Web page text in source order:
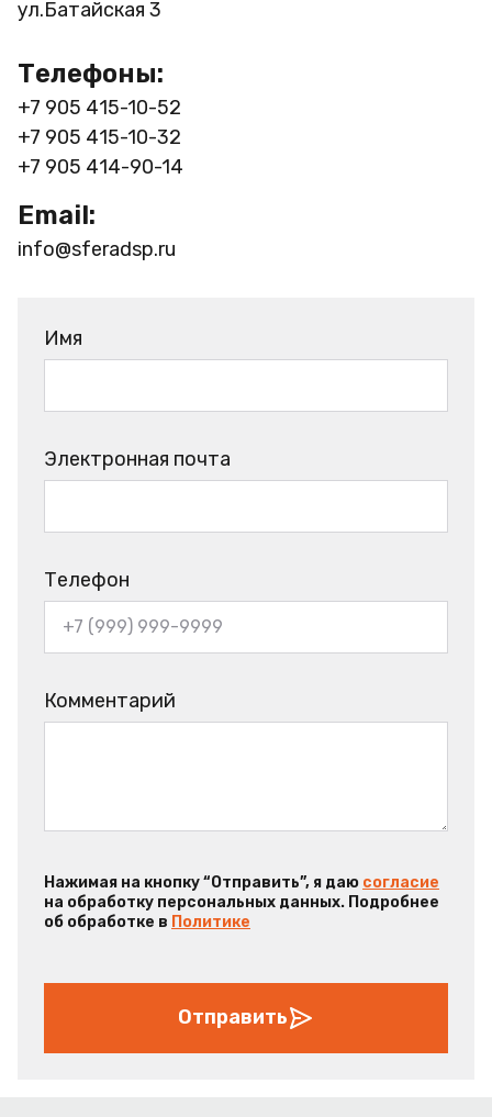
ул.Батайская 3
Телефоны:
+7 905 415-10-52
+7 905 415-10-32
+7 905 414-90-14
Email:
info@sferadsp.ru
Имя
Электронная почта
Телефон
Комментарий
Нажимая на кнопку “Отправить”, я даю согласие
на обработку персональных данных. Подробнее
об обработке в Политике
Отправить